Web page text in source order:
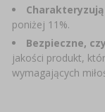
LITERATURA
BADANIA WINA
poniżej 11%.
Bezpieczne,
jakości produkt,
wymagających